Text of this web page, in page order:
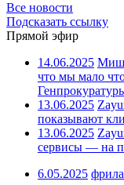
Все новости
Подсказать ссылку
Прямой эфир
14.06.2025
что мы мало
13.06.2025
показывают
13.06.2025
сервисы — на
6.05.2025